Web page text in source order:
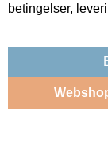
betingelser,